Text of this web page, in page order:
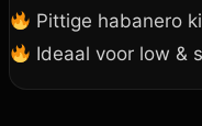
Pittige habanero
Ideaal voor low &